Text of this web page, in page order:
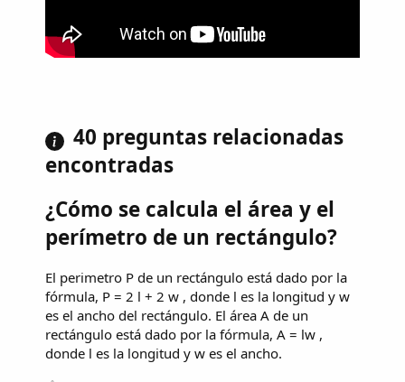
40 preguntas relacionadas
encontradas
¿Cómo se calcula el área y el
perímetro de un rectángulo?
El perimetro P de un rectángulo está dado por la
fórmula, P = 2 l + 2 w , donde l es la longitud y w
es el ancho del rectángulo. El área A de un
rectángulo está dado por la fórmula, A = lw ,
donde l es la longitud y w es el ancho.